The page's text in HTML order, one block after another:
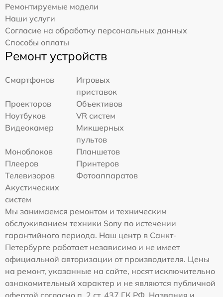
Ремонтируемые модели
Наши услуги
Согласие на обработку персональных данных
Способы оплаты
Ремонт устройств
Смартфонов
Игровых
приставок
Проекторов
Объективов
Ноутбуков
VR систем
Видеокамер
Микшерных
пультов
Моноблоков
Планшетов
Плееров
Принтеров
Телевизоров
Фотоаппаратов
Акустических
систем
Мы занимаемся ремонтом и техническим
обслуживанием техники Sony по истечении
гарантийного периода. Наш центр в Санкт-
Петербурге работает независимо и не имеет
официальной авторизации от производителя. Цены
на ремонт, указанные на сайте, носят исключительно
ознакомительный характер и не являются публичной
офертой согласно п. 2 ст. 437 ГК РФ. Названия и